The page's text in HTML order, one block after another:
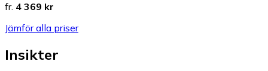
fr. 4 369 kr
Jämför alla priser
Insikter